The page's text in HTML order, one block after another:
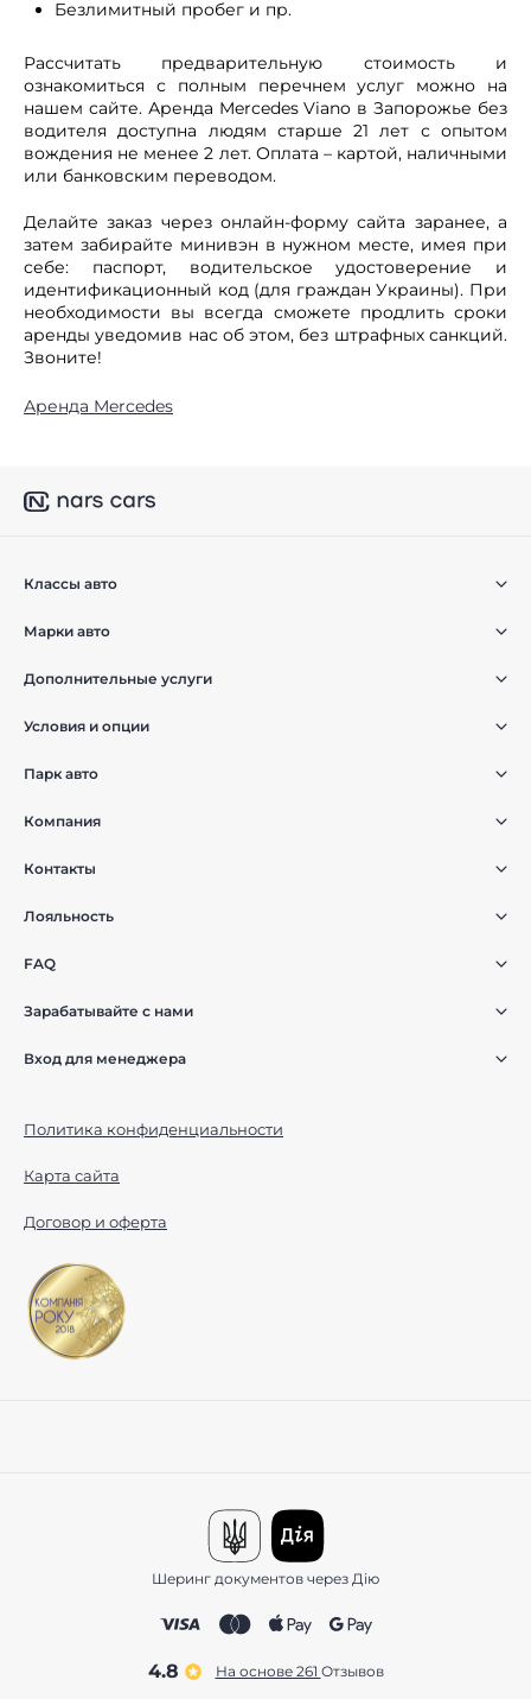
Безлимитный пробег и пр.
Рассчитать предварительную стоимость и
ознакомиться с полным перечнем услуг можно на
нашем сайте. Аренда Mercedes Viano в Запорожье без
водителя доступна людям старше 21 лет с опытом
вождения не менее 2 лет. Оплата – картой, наличными
или банковским переводом.
Делайте заказ через онлайн-форму сайта заранее, а
затем забирайте минивэн в нужном месте, имея при
себе: паспорт, водительское удостоверение и
идентификационный код (для граждан Украины). При
необходимости вы всегда сможете продлить сроки
аренды уведомив нас об этом, без штрафных санкций.
Звоните!
Аренда Mercedes
Классы авто
Марки авто
Дополнительные услуги
Условия и опции
Парк авто
Компания
Контакты
Лояльность
FAQ
Зарабатывайте с нами
Вход для менеджера
Политика конфиденциальности
Карта сайта
Договор и оферта
Шеринг документов через Дію
4.8 На основе 261 отзывов